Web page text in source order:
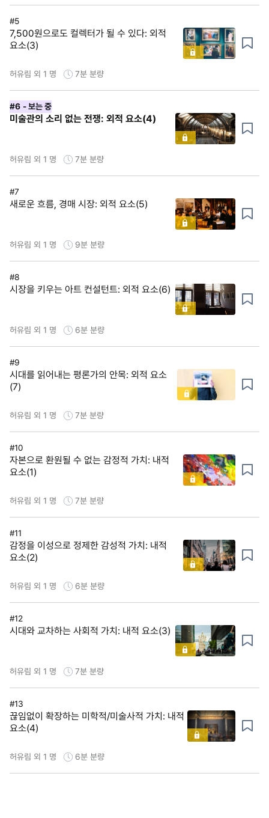
#5
7,500원으로도 컬렉터가 될 수 있다: 외적
요소(3)
허유림 외 1 명 7분 분량
#6 - 보는 중
미술관의 소리 없는 전쟁: 외적 요소(4)
허유림 외 1 명 7분 분량
#7
새로운 흐름, 경매 시장: 외적 요소(5)
허유림 외 1 명 9분 분량
#8
시장을 키우는 아트 컨설턴트: 외적 요소(6)
허유림 외 1 명 6분 분량
#9
시대를 읽어내는 평론가의 안목: 외적 요소
(7)
허유림 외 1 명 7분 분량
#10
자본으로 환원될 수 없는 감정적 가치: 내적
요소(1)
허유림 외 1 명 7분 분량
#11
감정을 이성으로 정제한 감성적 가치: 내적
요소(2)
허유림 외 1 명 6분 분량
#12
시대와 교차하는 사회적 가치: 내적 요소(3)
허유림 외 1 명 7분 분량
#13
끊임없이 확장하는 미학적/미술사적 가치: 내적
요소(4)
허유림 외 1 명 6분 분량